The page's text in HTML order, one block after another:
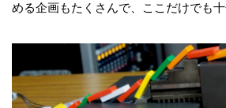
める企画もたくさんで、ここだけでも